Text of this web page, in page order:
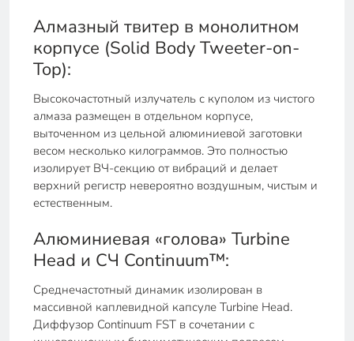
Алмазный твитер в монолитном
корпусе (Solid Body Tweeter-on-
Top):
Высокочастотный излучатель с куполом из чистого
алмаза размещен в отдельном корпусе,
выточенном из цельной алюминиевой заготовки
весом несколько килограммов. Это полностью
изолирует ВЧ-секцию от вибраций и делает
верхний регистр невероятно воздушным, чистым и
естественным.
Алюминиевая «голова» Turbine
Head и СЧ Continuum™:
Среднечастотный динамик изолирован в
массивной каплевидной капсуле Turbine Head.
Диффузор Continuum FST в сочетании с